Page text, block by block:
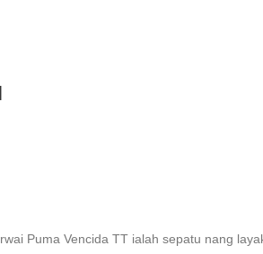
Puma Vencida TT ialah sepatu nang